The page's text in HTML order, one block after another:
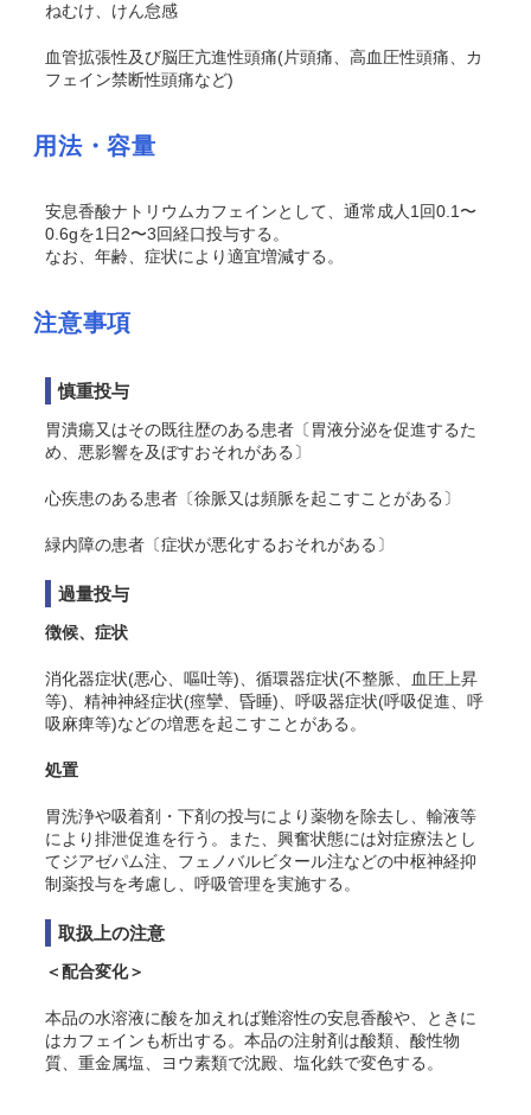
ねむけ、 けん怠感
血管拡張性及び脳圧亢進性頭痛(片頭痛、高血圧性頭痛、カ
フェイン禁断性頭痛など)
用法・容量
安息香酸ナトリウムカフェインとして、通常成人1回0.1〜
0.6gを1日2〜3回経口投与する。
なお、年齢、症状により適宜増減する。
注意事項
慎重投与
胃潰瘍又はその既往歴のある患者〔胃液分泌を促進するた
め、悪影響を及ぼすおそれがある〕
心疾患のある患者〔徐脈又は頻脈を起こすことがある〕
緑内障の患者〔症状が悪化するおそれがある〕
過量投与
徴候、症状
消化器症状(悪心、嘔吐等)、循環器症状(不整脈、血圧上昇
等)、精神神経症状(痙攣、昏睡)、呼吸器症状(呼吸促進、呼
吸麻痺等)などの増悪を起こすことがある。
処置
胃洗浄や吸着剤・下剤の投与により薬物を除去し、輸液等
により排泄促進を行う。また、興奮状態には対症療法とし
てジアゼパム注、フェノバルビタール注などの中枢神経抑
制薬投与を考慮し、呼吸管理を実施する。
取扱上の注意
＜配合変化＞
本品の水溶液に酸を加えれば難溶性の安息香酸や、ときに
はカフェインも析出する。本品の注射剤は酸類、酸性物
質、重金属塩、ヨウ素類で沈殿、塩化鉄で変色する。